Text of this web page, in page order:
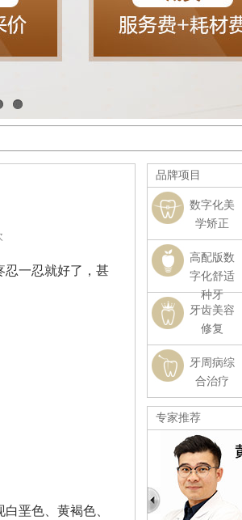
忍一忍就好了，甚
垩色、黄褐色、
品牌项目
数字化美
学矫正
高配版数
字化舒适
种牙
牙齿美容
修复
牙周病综
合治疗
专家推荐
口腔种植、口腔正畸、
口腔修复、颌面外科等